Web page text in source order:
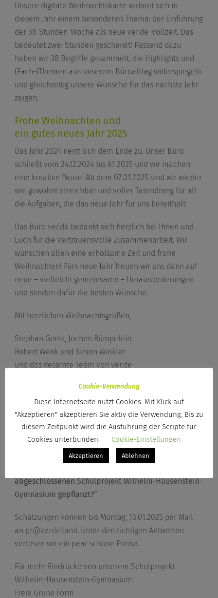
Unsere digitale Weihnachtskarte widmet sich in
diesem Jahr einem besonderen Thema: der Einführung
der 38-Stunden-Woche als neue ver.de-Vollzeit. Das
bedeutet zwei Stunden geschenkt! Passend dazu
haben wir 38 Begriffe gesammelt, die Highlights und
(Fach-)Themen aus unserem Büroalltag widerspiegeln
und gleichzeitig unsere Wünsche für das nächste Jahr
zeigen.
Frohe Weihnachten und
ein gutes neues Jahr 2025
Das Jahr 2024 neigt sich dem Ende zu. Unser Büro
schließt vom 24.12.2024 bis 6.1.2025 und wir machen
eine kreative Pause. Ab dem 07.01.2025 sind wir wieder
wie gewohnt erreichbar und voller Tatendrang für all
die Aufgaben, die das neue Jahr für uns bereithält.
Das Büro ver.de bedankt sich herzlich bei Ihnen und
Euch für die vertrauensvolle Zusammenarbeit. Wir
wünschen allen eine erholsame Zeit und frohe
Weihnachten! Fürs neue Jahr freuen wir uns dann auf
neue – vielleicht gemeinsame – Herausforderungen
und senden dafür die besten Wünsche.
Mit herzlichen Weihnachtsgrüßen,
Stephan Gentz, Jochen Rümpelein,
Robert Wenk und Simon Winkler
und das gesamte Team von ver.de
Schätzen und gewinnen
Unsere diesjährige Weihnachts-Schätzfrage an Sie
lautet:
Wie viele Kletterpflanzen wurden für die
abgeschlossenenSchulprojekt Wilhelm-Hausenstein-
Gymnasium gepflanzt?“
Schätzungen können bis Montag, 13.01.2025 per Mail
an pr@verde.land. Unter den richtigen Antworten
verlosen wir ein paar schöne Preise.
Für mehr Eindrücke von unserem Schulprojekt
Wilhelm-Hausenstein-Gymnasium:
Freie Grüne Form
Cookie-Verwendung
Diese Internetseite nutzt Cookies. Mit Klick auf
"Akzeptieren" akzeptieren Sie aktiv die Verwendung. Bis zu
diesem Zeitpunkt wird die Ausführung der Scripte für
Cookies unterbunden.
Cookie-Einstellungen
Akzeptieren Ablehnen